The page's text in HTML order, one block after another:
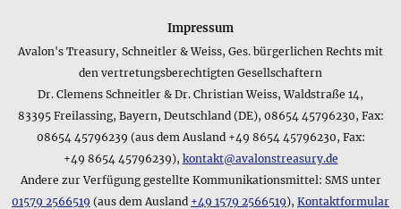
Welche Kurzinformation zum Material des Produkts
Cognacfarbene Bernsteinsplitter • Babykette gibt der
Neben den genauen Angaben zum Produkt Cognacfarbene
Bernsteinsplitter • Babykette, die Sie oben auf dieser Seite
finden, gibt es auch eine knappe Angabe zum Material vom
Hersteller, die folgendermaßen lautet: Bernstein. Falls Sie
noch weitere Fragen zum Produktmaterial haben, können Sie
uns natürlich jederzeit per E-Mail kontaktieren - unsere
Adresse finden Sie im Impressum.
Impressum
Avalon's Treasury, Schneitler & Weiss, Ges. bürgerlichen Rechts mit
den vertretungsberechtigten Gesellschaftern
Dr. Clemens Schneitler & Dr. Christian Weiss, Waldstraße 14,
83395 Freilassing, Bayern, Deutschland (DE), 08654 45796230, Fax:
08654 45796239 (aus dem Ausland +49 8654 45796230, Fax:
+49 8654 45796239), kontakt@avalonstreasury.de
Andere zur Verfügung gestellte Kommunikationsmittel: SMS unter
01579 2566519 (aus dem Ausland +49 1579 2566519), Kontaktformular